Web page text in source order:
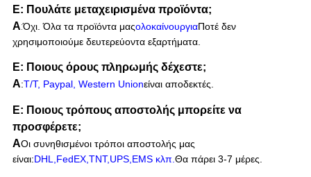
Ε: Πουλάτε μεταχειρισμένα προϊόντα;
Α:Όχι. Όλα τα προϊόντα μαςολοκαίνουργιαΠοτέ δεν
χρησιμοποιούμε δευτερεύοντα εξαρτήματα.
Ε: Ποιους όρους πληρωμής δέχεστε;
Α:T/T, Paypal, Western Unionείναι αποδεκτές.
Ε: Ποιους τρόπους αποστολής μπορείτε να
προσφέρετε;
ΑΟι συνηθισμένοι τρόποι αποστολής μας
είναι:DHL,FedEX,TNT,UPS,EMS κλπ.Θα πάρει 3-7 μέρες.